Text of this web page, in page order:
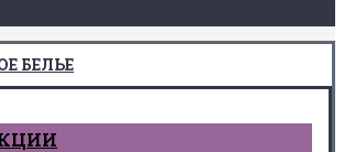
БЕЛЬЕ